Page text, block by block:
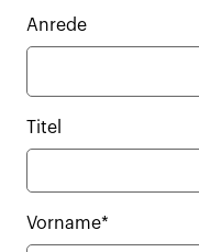
Anrede
Titel
Vorname*